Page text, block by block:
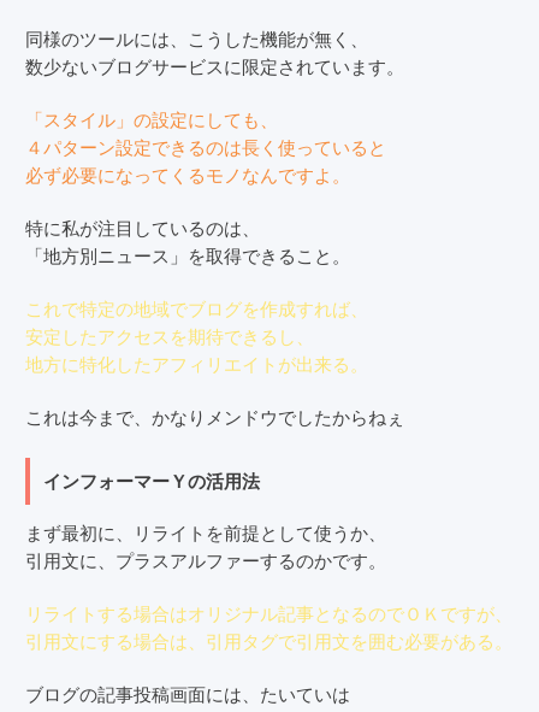
同様のツールには、こうした機能が無く、
数少ないブログサービスに限定されています。
「スタイル」の設定にしても、
４パターン設定できるのは長く使っていると
必ず必要になってくるモノなんですよ。
特に私が注目しているのは、
「地方別ニュース」を取得できること。
これで特定の地域でブログを作成すれば、
安定したアクセスを期待できるし、
地方に特化したアフィリエイトが出来る。
これは今まで、かなりメンドウでしたからねぇ
インフォーマーＹの活用法
まず最初に、リライトを前提として使うか、
引用文に、プラスアルファーするのかです。
リライトする場合はオリジナル記事となるのでＯＫですが、
引用文にする場合は、引用タグで引用文を囲む必要がある。
ブログの記事投稿画面には、たいていは